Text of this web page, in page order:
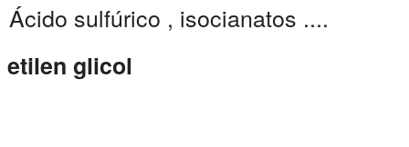
Ácido sulfúrico , isocianatos ....
etilen glicol